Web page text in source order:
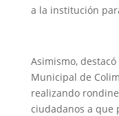
a la institución
Asimismo,
Municipal de
realizando
ciudadanos a que